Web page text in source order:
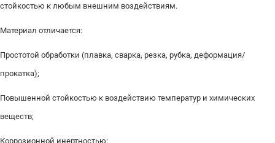
стойкостью к любым внешним воздействиям.
Материал отличается:
Простотой обработки (плавка, сварка, резка, рубка, деформация/
прокатка);
Повышенной стойкостью к воздействию температур и химических
веществ;
Коррозионной инертностью;